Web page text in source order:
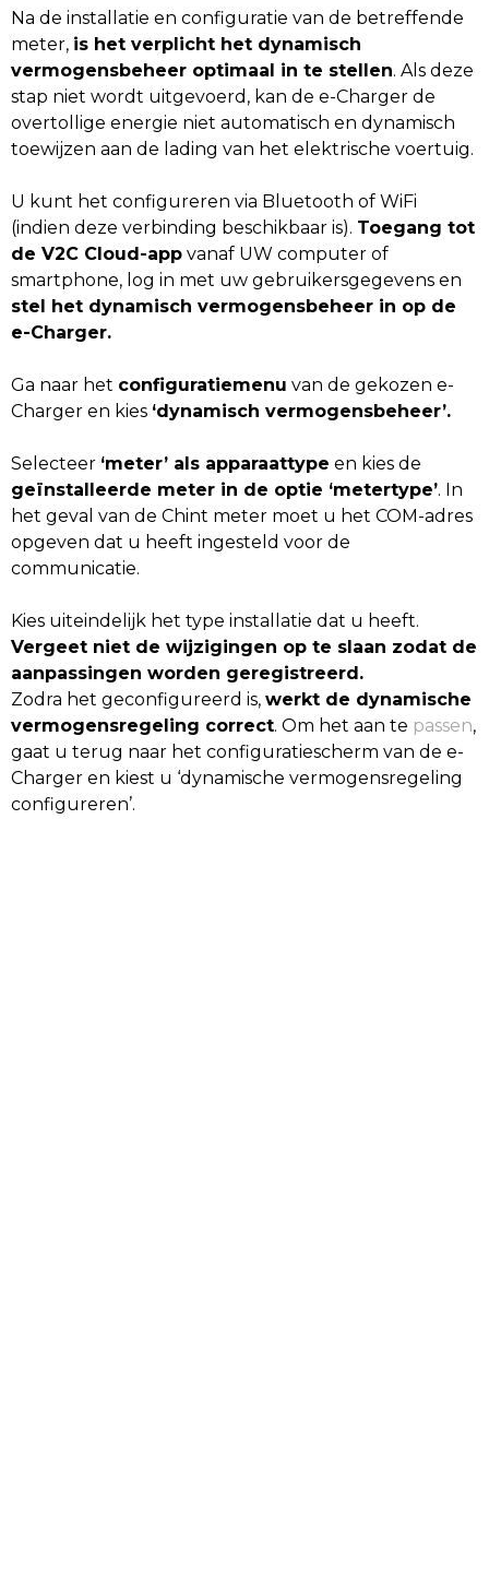
Na de installatie en configuratie van de betreffende
meter, is het verplicht het dynamisch
vermogensbeheer optimaal in te stellen. Als deze
stap niet wordt uitgevoerd, kan de e-Charger de
overtollige energie niet automatisch en dynamisch
toewijzen aan de lading van het elektrische voertuig.
U kunt het configureren via Bluetooth of WiFi
(indien deze verbinding beschikbaar is). Toegang tot
de V2C Cloud-app vanaf UW computer of
smartphone, log in met uw gebruikersgegevens en
stel het dynamisch vermogensbeheer in op de
e-Charger.
Ga naar het configuratiemenu van de gekozen e-
Charger en kies ‘dynamisch vermogensbeheer’.
Selecteer ‘meter’ als apparaattype en kies de
geïnstalleerde meter in de optie ‘metertype’. In
het geval van de Chint meter moet u het COM-adres
opgeven dat u heeft ingesteld voor de
communicatie.
Kies uiteindelijk het type installatie dat u heeft.
Vergeet niet de wijzigingen op te slaan zodat de
aanpassingen worden geregistreerd.
Zodra het geconfigureerd is, werkt de dynamische
vermogensregeling correct. Om het aan te passen,
gaat u terug naar het configuratiescherm van de e-
Charger en kiest u ‘dynamische vermogensregeling
configureren’.